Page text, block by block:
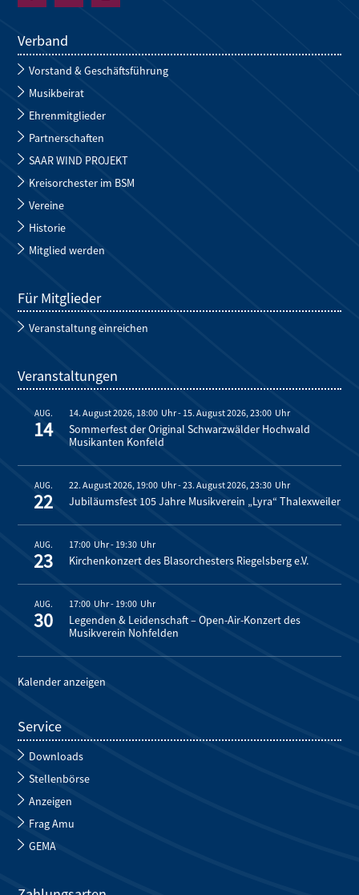
Verband
Vorstand & Geschäftsführung
Musikbeirat
Ehrenmitglieder
Partnerschaften
SAAR WIND PROJEKT
Kreisorchester im BSM
Vereine
Historie
Mitglied werden
Für Mitglieder
Veranstaltung einreichen
Veranstaltungen
AUG.
14
14. August 2026, 18:00 - 15. August 2026, 23:00
Sommerfest der Original Schwarzwälder Hochwald
Musikanten Konfeld
AUG.
22
22. August 2026, 19:00 -23. August 2026, 23:30
Jubiläumsfest 105 Jahre Musikverein „Lyra“ Thalexweiler
AUG.
23
17:00 - 19:30
Kirchenkonzert des Blasorchesters Riegelsberg e.V.
AUG.
30
17:00 - 19:00
Legenden & Leidenschaft – Open-Air-Konzert des
Musikverein Nohfelden
Kalender anzeigen
Service
Downloads
Stellenbörse
Anzeigen
Frag Amu
GEMA